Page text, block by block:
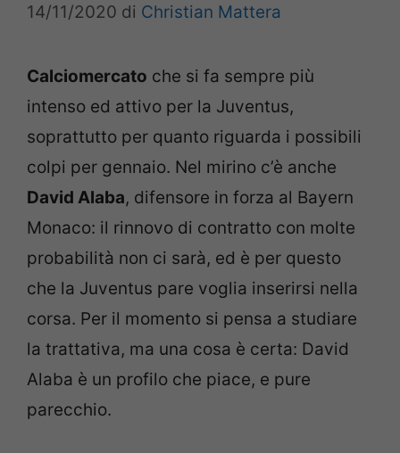
14/11/2020 di Christian Mattera
Calciomercato che si fa sempre più
intenso ed attivo per la Juventus,
soprattutto per quanto riguarda i possibili
colpi per gennaio. Nel mirino c’è anche
David Alaba, difensore in forza al Bayern
Monaco: il rinnovo di contratto con molte
probabilità non ci sarà, ed è per questo
che la Juventus pare voglia inserirsi nella
corsa. Per il momento si pensa a studiare
la trattativa, ma una cosa è certa: David
Alaba è un profilo che piace, e pure
parecchio.